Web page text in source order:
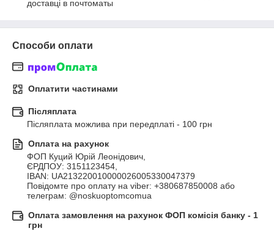
доставці в почтоматы
Способи оплати
Оплатити частинами
Післяплата
Післяплата можлива при передплаті - 100 грн
Оплата на рахунок
ФОП Куций Юрій Леонідович,
ЄРДПОУ: 3151123454,
IBAN: UA213220010000026005330047379
Повідомте про оплату на viber: +380687850008 або
телеграм: @noskuoptomcomua
Оплата замовлення на рахунок ФОП комісія банку - 1
грн